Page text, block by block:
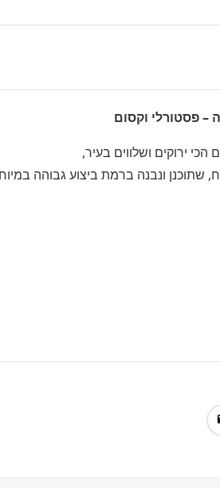
– פסטורלי וקסום
ירוקים ושלווים בעיר,
שתוכנן ונבנה ברמת ביצוע גבוהה
צורך בשיפוץ
במערב רעננה
שילוב של יוקרה, נוחות וחיים